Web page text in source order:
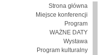
Strona główna
Miejsce konferencji
Program
WAŻNE DATY
Wystawa
Program kulturalny